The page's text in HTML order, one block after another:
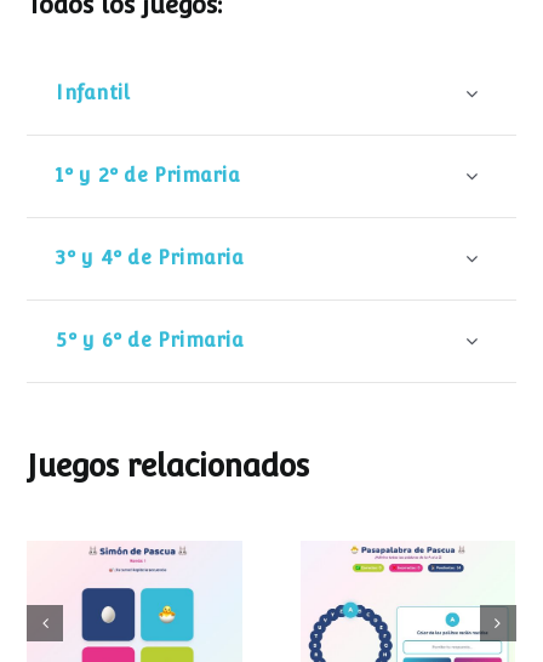
Infantil
1º y 2º de Primaria
3º y 4º de Primaria
5º y 6º de Primaria
Juegos relacionados
Simon de Pascua
Pasapalabra de
Pascua